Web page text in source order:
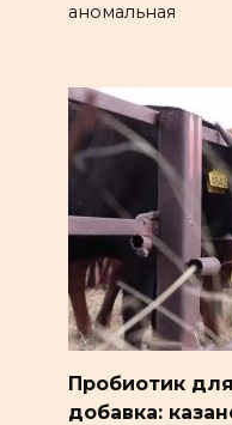
аномальная
Пробиотик
добавка: